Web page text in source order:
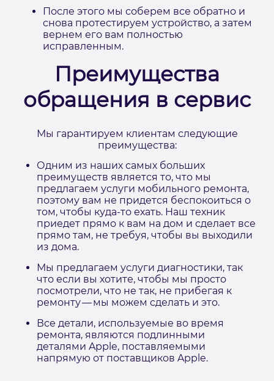
После этого мы соберем все обратно и
снова протестируем устройство, а затем
вернем его вам полностью
исправленным.
Преимущества
обращения в сервис
Мы гарантируем клиентам следующие
преимущества:
Одним из наших самых больших
преимуществ является то, что мы
предлагаем услуги мобильного ремонта,
поэтому вам не придется беспокоиться о
том, чтобы куда-то ехать. Наш техник
приедет прямо к вам на дом и сделает все
прямо там, не требуя, чтобы вы выходили
из дома.
Мы предлагаем услуги диагностики, так
что если вы хотите, чтобы мы просто
посмотрели, что не так, не прибегая к
ремонту — мы можем сделать и это.
Все детали, используемые во время
ремонта, являются подлинными
деталями Apple, поставляемыми
напрямую от поставщиков Apple.